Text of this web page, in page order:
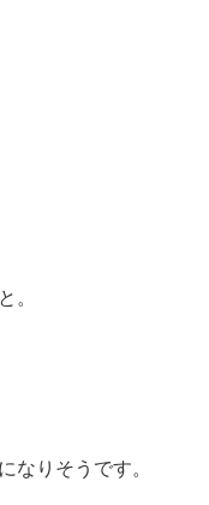
。
なりそうです。